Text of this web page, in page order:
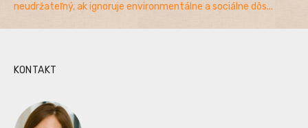
neudržateľný, ak ignoruje environmentálne a sociálne dôs...
KONTAKT